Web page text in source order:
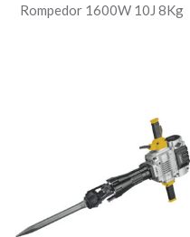
Rompedor 1600W 10J 8Kg